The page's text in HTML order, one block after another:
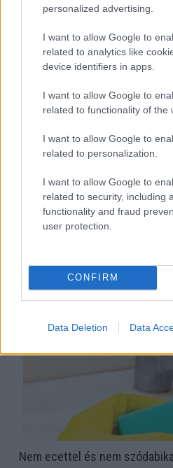
personalized advertising.
I want to allow Google to
related to analytics like
device identifiers in apps.
I want to allow Google to
related to functionality of the
I want to allow Google to
related to personalization.
I want to allow Google to
related to security, including
functionality and fraud
user protection.
CONFIRM
Data Deletion Data
Orvos figyelmeztet: ezt az
söpörd a
megoldás, mint
Nem ecettel és nem